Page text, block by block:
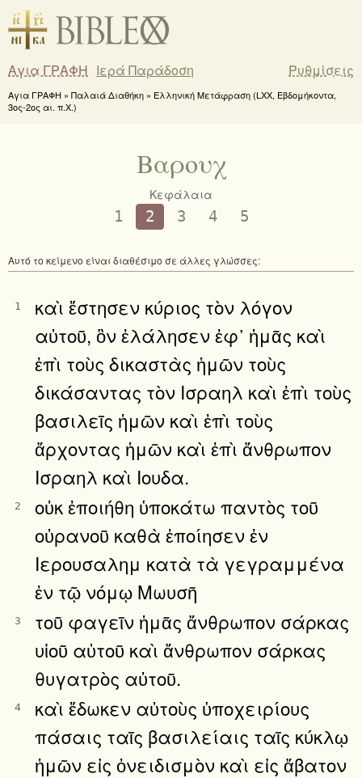
Αγια ΓΡΑΦΗ Ιερά Παράδοση Ρυθμίσεις
Αγια ΓΡΑΦΗ » Παλαιά Διαθήκη » Ελληνική Μετάφραση (LXX, Εβδομήκοντα,
3ος-2ος αι. π.Χ.)
Βαρουχ
Κεφάλαια
1 2 3 4 5
Αυτό το κείμενο είναι διαθέσιμο σε άλλες γλώσσες:
1
καὶ ἔστησεν κύριος τὸν λόγον
αὐτοῦ, ὃν ἐλάλησεν ἐφ᾿ ἡμᾶς καὶ
ἐπὶ τοὺς δικαστὰς ἡμῶν τοὺς
δικάσαντας τὸν Ισραηλ καὶ ἐπὶ τοὺς
βασιλεῖς ἡμῶν καὶ ἐπὶ τοὺς
ἄρχοντας ἡμῶν καὶ ἐπὶ ἄνθρωπον
Ισραηλ καὶ Ιουδα.
2
οὐκ ἐποιήθη ὑποκάτω παντὸς τοῦ
οὐρανοῦ καθὰ ἐποίησεν ἐν
Ιερουσαλημ κατὰ τὰ γεγραμμένα
ἐν τῷ νόμῳ Μωυσῆ
3
τοῦ φαγεῖν ἡμᾶς ἄνθρωπον σάρκας
υἱοῦ αὐτοῦ καὶ ἄνθρωπον σάρκας
θυγατρὸς αὐτοῦ.
4
καὶ ἔδωκεν αὐτοὺς ὑποχειρίους
πάσαις ταῖς βασιλείαις ταῖς κύκλῳ
ἡμῶν εἰς ὀνειδισμὸν καὶ εἰς ἄβατον